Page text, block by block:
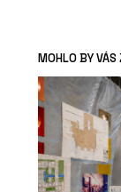
MOHLO BY